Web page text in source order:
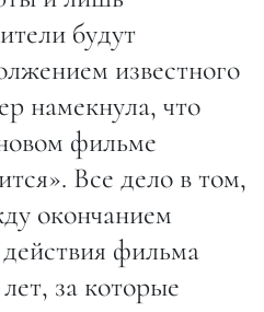
будут
известного
намекнула, что
фильме
Все дело в том,
окончанием
фильма
за которые